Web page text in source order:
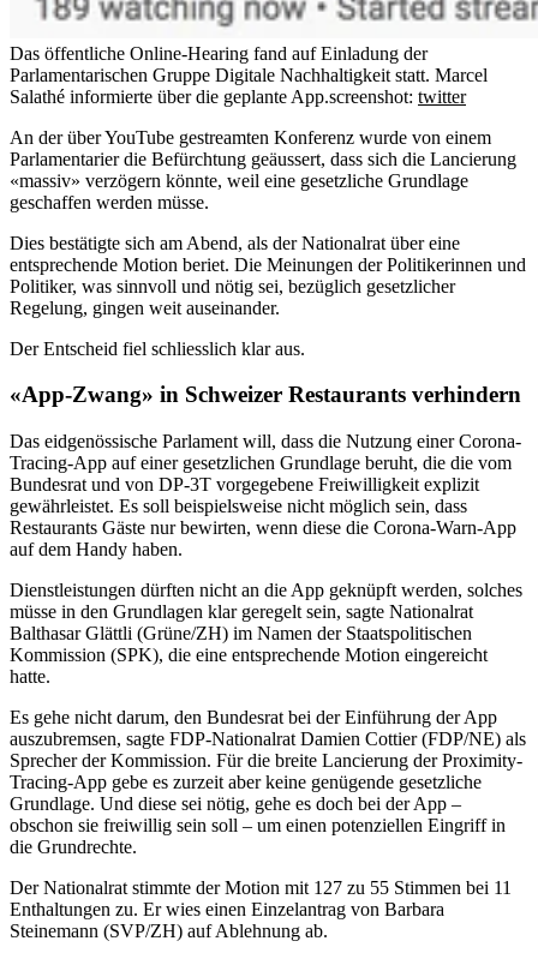
Das öffentliche Online-Hearing fand auf Einladung der
Parlamentarischen Gruppe Digitale Nachhaltigkeit statt. Marcel
Salathé informierte über die geplante App.screenshot: twitter
An der über YouTube gestreamten Konferenz wurde von einem
Parlamentarier die Befürchtung geäussert, dass sich die Lancierung
«massiv» verzögern könnte, weil eine gesetzliche Grundlage
geschaffen werden müsse.
Dies bestätigte sich am Abend, als der Nationalrat über eine
entsprechende Motion beriet. Die Meinungen der Politikerinnen und
Politiker, was sinnvoll und nötig sei, bezüglich gesetzlicher
Regelung, gingen weit auseinander.
Der Entscheid fiel schliesslich klar aus.
«App-Zwang» in Schweizer Restaurants verhindern
Das eidgenössische Parlament will, dass die Nutzung einer Corona-
Tracing-App auf einer gesetzlichen Grundlage beruht, die die vom
Bundesrat und von DP-3T vorgegebene Freiwilligkeit explizit
gewährleistet. Es soll beispielsweise nicht möglich sein, dass
Restaurants Gäste nur bewirten, wenn diese die Corona-Warn-App
auf dem Handy haben.
Dienstleistungen dürften nicht an die App geknüpft werden, solches
müsse in den Grundlagen klar geregelt sein, sagte Nationalrat
Balthasar Glättli (Grüne/ZH) im Namen der Staatspolitischen
Kommission (SPK), die eine entsprechende Motion eingereicht
hatte.
Es gehe nicht darum, den Bundesrat bei der Einführung der App
auszubremsen, sagte FDP-Nationalrat Damien Cottier (FDP/NE) als
Sprecher der Kommission. Für die breite Lancierung der Proximity-
Tracing-App gebe es zurzeit aber keine genügende gesetzliche
Grundlage. Und diese sei nötig, gehe es doch bei der App –
obschon sie freiwillig sein soll – um einen potenziellen Eingriff in
die Grundrechte.
Der Nationalrat stimmte der Motion mit 127 zu 55 Stimmen bei 11
Enthaltungen zu. Er wies einen Einzelantrag von Barbara
Steinemann (SVP/ZH) auf Ablehnung ab.